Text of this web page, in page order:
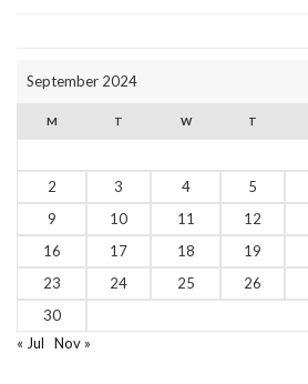
September 2024
M T W T
2
3 4 5
9
10 11 12
16
17 18 19
23
24 25 26
30
« Jul
Nov »